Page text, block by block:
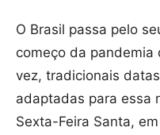
O Brasil passa pelo
começo da pandemia
vez, tradicionais
adaptadas para essa
Sexta-Feira Santa,